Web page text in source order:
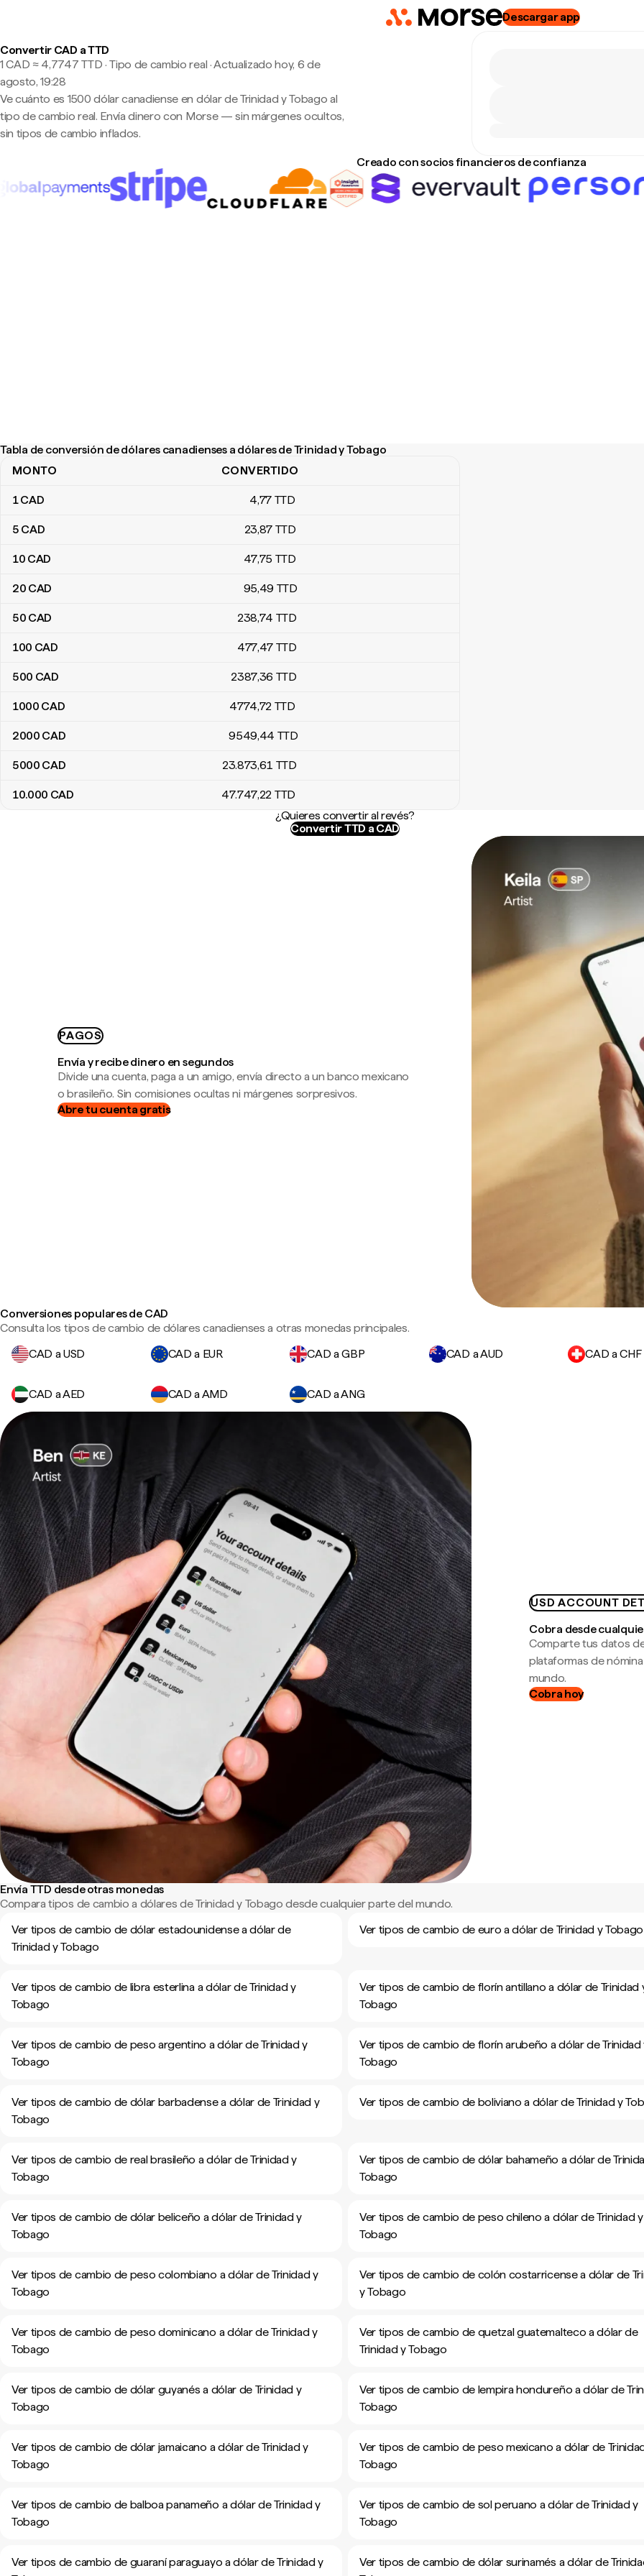
Descargar app
Convertir CAD a TTD
1 CAD ≈ 4,7747 TTD · Tipo de cambio real ·Actualizado hoy, 6 de
agosto, 19:28
Ve cuánto es 1500 dólar canadiense en dólar de Trinidad y Tobago al
tipo de cambio real. Envía dinero con Morse — sin márgenes ocultos,
sin tipos de cambio inflados.
Creado con socios financieros de confianza
Tabla de conversión de dólares canadienses a dólares de Trinidad y Tobago
Tabla de conversión de dólares canadienses a dólares de Trinidad y Tobago
MONTO CONVERTIDO
1CAD 4,77 TTD
5 CAD 23,87 TTD
10 CAD 47,75 TTD
20 CAD 95,49 TTD
50 CAD 238,74 TTD
100 CAD 477,47 TTD
500 CAD 2387,36 TTD
1000 CAD 4774,72 TTD
2000 CAD 9549,44 TTD
5000 CAD 23.873,61 TTD
10.000 CAD 47.747,22 TTD
¿Quieres convertir al revés?
Convertir TTD a CAD
PAGOS
Envía y recibe dinero en segundos
Divide una cuenta, paga a un amigo, envía directo a un banco mexicano
o brasileño. Sin comisiones ocultas ni márgenes sorpresivos.
Abre tu cuenta gratis
Conversiones populares de CAD
Consulta los tipos de cambio de dólares canadienses a otras monedas principales.
CAD a USD
CAD a EUR CAD a GBP CAD a AUD CAD a CHF
CAD a AED CAD a AMD CAD a ANG
USD ACCOUNT
Cobra desde
Comparte tus datos
plataformas de
mundo.
Cobra hoy
Envía TTD desde otras monedas
Compara tipos de cambio a dólares de Trinidad y Tobago desde cualquier parte del mundo.
Ver tipos de cambio de dólar estadounidense a dólar de
Trinidad y Tobago
Ver tipos de cambio de euro a dólar de Trinidad y Tobago
Ver tipos de cambio de libra esterlina a dólar de Trinidad y
Tobago
Ver tipos de cambio de florín antillano a dólar de Trinidad
Tobago
Ver tipos de cambio de peso argentino a dólar de Trinidad y
Tobago
Ver tipos de cambio de florín arubeño a dólar de Trinidad
Tobago
Ver tipos de cambio de dólar barbadense a dólar de Trinidad y
Tobago
Ver tipos de cambio de boliviano a dólar de Trinidad y
Ver tipos de cambio de real brasileño a dólar de Trinidad y
Tobago
Ver tipos de cambio de dólar bahameño a dólar de
Tobago
Ver tipos de cambio de dólar beliceño a dólar de Trinidad y
Tobago
Ver tipos de cambio de peso chileno a dólar de Trinidad y
Tobago
Ver tipos de cambio de peso colombiano a dólar de Trinidad y
Tobago
Ver tipos de cambio de colón costarricense a dólar de
y Tobago
Ver tipos de cambio de peso dominicano a dólar de Trinidad y
Tobago
Ver tipos de cambio de quetzal guatemalteco a dólar de
Trinidad y Tobago
Ver tipos de cambio de dólar guyanés a dólar de Trinidad y
Tobago
Ver tipos de cambio de lempira hondureño a dólar de
Tobago
Ver tipos de cambio de dólar jamaicano a dólar de Trinidad y
Tobago
Ver tipos de cambio de peso mexicano a dólar de
Tobago
Ver tipos de cambio de balboa panameño a dólar de Trinidad y
Tobago
Ver tipos de cambio de sol peruano a dólar de Trinidad y
Tobago
Ver tipos de cambio de guaraní paraguayo a dólar de Trinidad y
Ver tipos de cambio de dólar surinamés a dólar de